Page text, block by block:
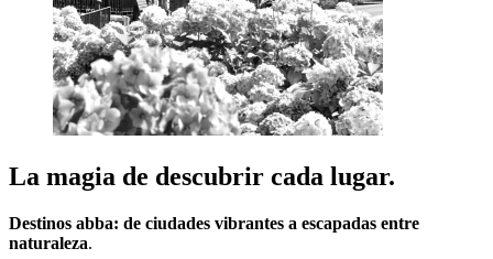
La magia de descubrir cada lugar.
Destinos abba: de ciudades vibrantes a escapadas entre
naturaleza.